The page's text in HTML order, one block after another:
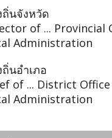
นจังหวัด
of ... Provincial
Administration
นอำเภอ
of ... District
Administration